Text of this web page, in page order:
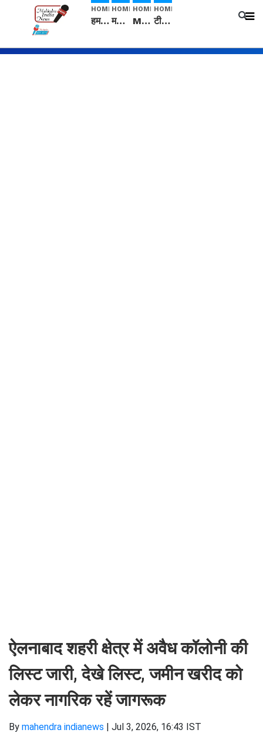
HOME
हम सनातनी..." सांसद kangana Ranaut से क्या बोली लड़की? Viral Jantar-Mantar | CJP protest
HOME
मनीषा हत्याकांड: हत्या, आत्महत्या या कोई बड़ा राज? | Full Story | Josh Haryana
HOME
Mangalsutra: हिंदू धर्म में शादी के बाद मंगलसूत्र क्यों पहनती है महिलाएं, किसने शुरु की ये परंपरा
HOME
टीम बीकेई ने एग्रीकल्चर ग्रेड की यूरिया खाद गट्टों में बदलकर टेक्निकल ग्रेड में बेचने वालों पर करवाई कार्रवाई: लखविंदर सिंह औलख
ऐलनाबाद शहरी क्षेत्र में अवैध कॉलोनी की
लिस्ट जारी, देखे लिस्ट, जमीन खरीद को
लेकर नागरिक रहें जागरूक
By mahendra indianews | Jul 3, 2026, 16:43 IST